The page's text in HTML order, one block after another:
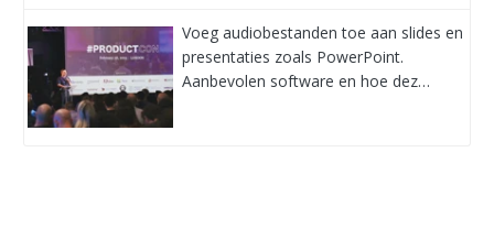
Voeg audiobestanden toe aan slides en
presentaties zoals PowerPoint.
Aanbevolen software en hoe dez…